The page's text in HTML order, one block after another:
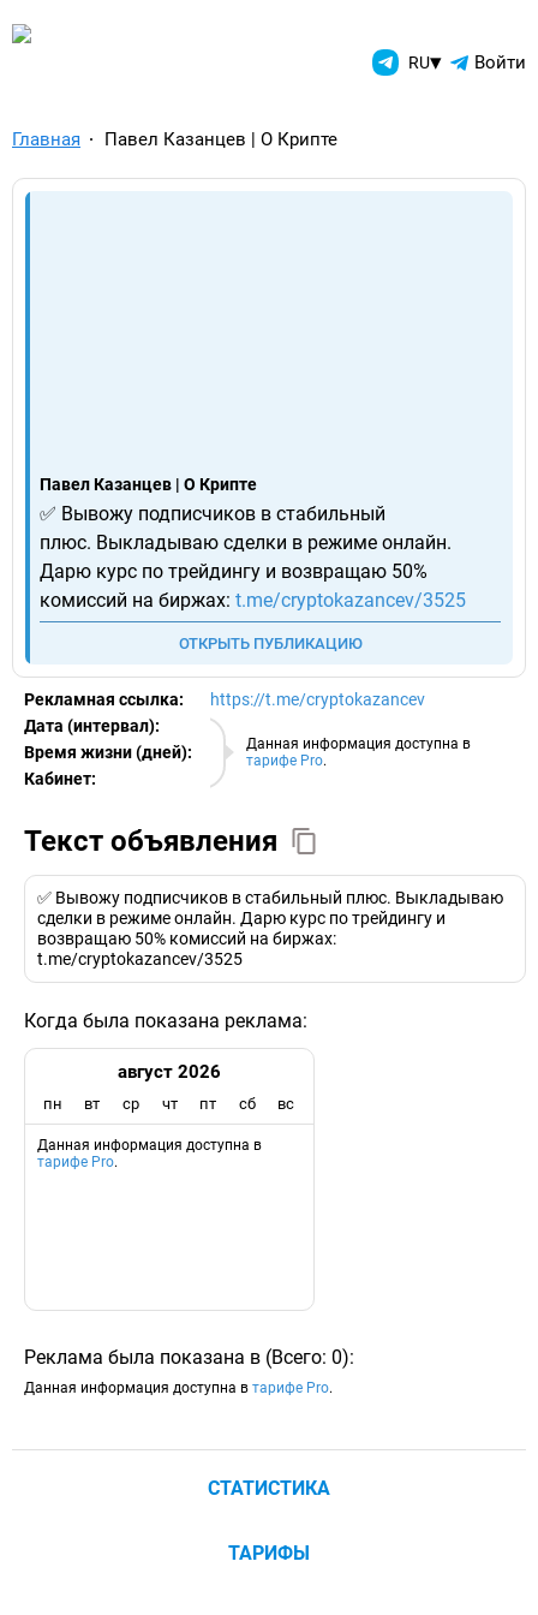
TelegramAds.com — RU▾ Войти
Главная Павел Казанцев | О Крипте
Павел Казанцев | О Крипте
✅ Вывожу подписчиков в стабильный
плюс. Выкладываю сделки в режиме онлайн.
Дарю курс по трейдингу и возвращаю 50%
комиссий на биржах: t.me/cryptokazancev/3525
ОТКРЫТЬ ПУБЛИКАЦИЮ
Рекламная ссылка: https://t.me/cryptokazancev
Данная информация доступна в
тарифе Pro.
Дата (интервал):
06.08.2026
Время жизни (дней):
Кабинет:
EURO
Текст объявления
✅ Вывожу подписчиков в стабильный плюс. Выкладываю
сделки в режиме онлайн. Дарю курс по трейдингу и
возвращаю 50% комиссий на биржах:
t.me/cryptokazancev/3525
Когда была показана реклама:
август 2026
пн вт ср чт пт сб вс
Данная информация доступна в
тарифе Pro.
Реклама была показана в (Всего: 0):
Данная информация доступна в тарифе Pro.
СТАТИСТИКА
ТАРИФЫ